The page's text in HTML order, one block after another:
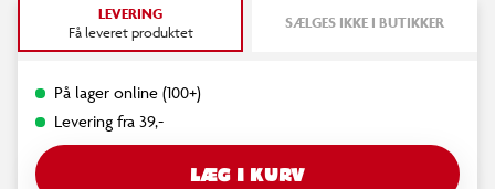
LEVERING
Få leveret produktet SÆLGES IKKE I BUTIKKER
På lager online (100+)
Levering fra 39,-
LÆG I KURV